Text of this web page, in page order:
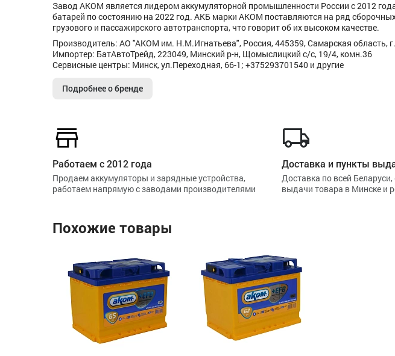
Завод АКОМ является лидером аккумуляторной промышленности России с 2012
батарей по состоянию на 2022 год. АКБ марки АКОМ поставляются на ряд
грузового и пассажирского автотранспорта, что говорит об их высоком качестве.
Производитель: АО "АКОМ им. Н.М.Игнатьева", Россия, 445359, Самарская область,
Импортер: БатАвтоТрейд, 223049, Минский р-н, Щомыслицкий с/с, 19/4, комн.36
Сервисные центры: Минск, ул.Переходная, 66-1; +375293701540 и другие
Подробнее о бренде
Работаем с 2012 года
Продаем аккумуляторы и зарядные устройства,
работаем напрямую с заводами производителями
Доставка и пункты
Доставка по всей
выдачи товара в Минске и
Похожие товары